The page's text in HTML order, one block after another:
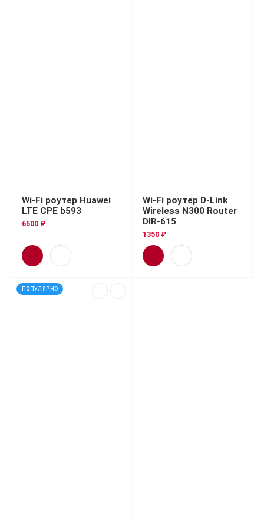
Wi-Fi роутер Huawei
LTE CPE b593
6500 ₽
Wi-Fi роутер D-Link
Wireless N300 Router
DIR-615
1350 ₽
ПОПУЛЯРНО